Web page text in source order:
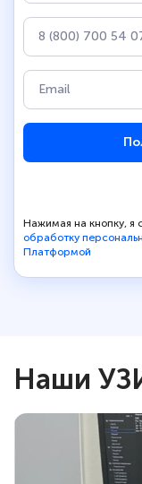
Нажимая на кнопку, я
обработку
Платформой
Наши